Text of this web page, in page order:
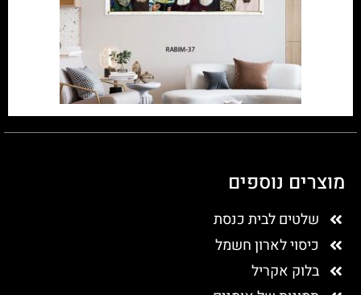
מוצרים נוספים
שלטים לבית כנסת
כיסוי לארון חשמל
בלוק אקריל